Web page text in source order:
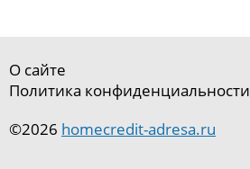
О сайте
Политика конфиденциальности
©2026 homecredit-adresa.ru